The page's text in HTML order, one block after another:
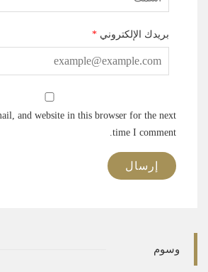
بريدك الإلكتروني *
and website in this browser for the next
time I comment.
وسوم